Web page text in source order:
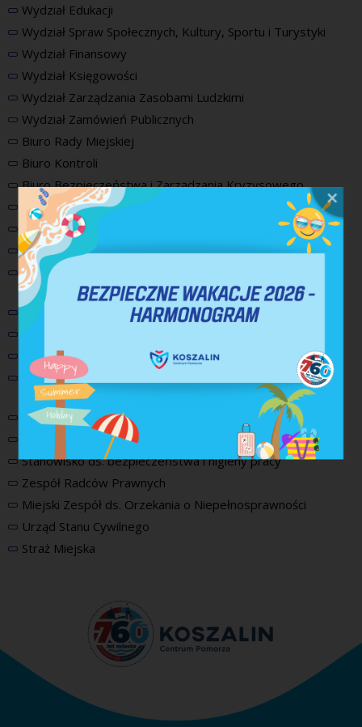
Wydział Edukacji
Wydział Spraw Społecznych, Kultury, Sportu i Turystyki
Wydział Finansowy
Wydział Księgowości
Wydział Zarządzania Zasobami Ludzkimi
Wydział Zamówień Publicznych
Biuro Rady Miejskiej
Biuro Kontroli
Biuro Bezpieczeństwa i Zarządzania Kryzysowego
Biuro Działalności Gospodarczej
Biuro Pełnomocnika ds. Uzależnień
Biuro Miejskiego Rzecznika Konsumentów
Biuro Pełnomocnika Prezydenta Miasta ds. Dostępności i
Wyrównywania Szans
Rzecznik prasowy
Audytor wewnętrzny
Inspektor Ochrony Danych
Pełnomocnik Prezydenta ds. Ochrony Informacji
Niejawnych
Pełnomocnik ds. Systemu Zarządzania Jakością
Pełnomocnik Prezydenta Miasta ds. Weryfikacji Procedur
Stanowisko ds. bezpieczeństwa i higieny pracy
Zespół Radców Prawnych
Miejski Zespół ds. Orzekania o Niepełnosprawności
Urząd Stanu Cywilnego
Straż Miejska